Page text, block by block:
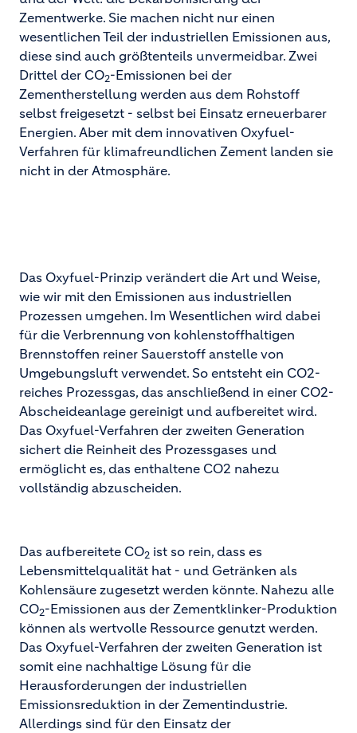
Zementwerke. Sie machen nicht nur einen
wesentlichen Teil der industriellen Emissionen aus,
diese sind auch größtenteils unvermeidbar. Zwei
Drittel der CO2-Emissionen bei der
Zementherstellung werden aus dem Rohstoff
selbst freigesetzt - selbst bei Einsatz erneuerbarer
Energien. Aber mit dem innovativen Oxyfuel-
Verfahren für klimafreundlichen Zement landen sie
nicht in der Atmosphäre.
Das Oxyfuel-Prinzip verändert die Art und Weise,
wie wir mit den Emissionen aus industriellen
Prozessen umgehen. Im Wesentlichen wird dabei
für die Verbrennung von kohlenstoffhaltigen
Brennstoffen reiner Sauerstoff anstelle von
Umgebungsluft verwendet. So entsteht ein CO2-
reiches Prozessgas, das anschließend in einer CO2-
Abscheideanlage gereinigt und aufbereitet wird.
Das Oxyfuel-Verfahren der zweiten Generation
sichert die Reinheit des Prozessgases und
ermöglicht es, das enthaltene CO2 nahezu
vollständig abzuscheiden.
Das aufbereitete CO2 ist so rein, dass es
Lebensmittelqualität hat - und Getränken als
Kohlensäure zugesetzt werden könnte. Nahezu alle
CO2-Emissionen aus der Zementklinker-Produktion
können als wertvolle Ressource genutzt werden.
Das Oxyfuel-Verfahren der zweiten Generation ist
somit eine nachhaltige Lösung für die
Herausforderungen der industriellen
Emissionsreduktion in der Zementindustrie.
Allerdings sind für den Einsatz der